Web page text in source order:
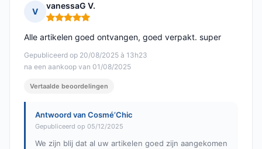
V
vanessaG V.
Opmerking: 5 van 5
Gepubliceerd op 20/08/2025 à 13h23
na een aankoop van 01/08/2025
Alle artikelen goed ontvangen, goed verpakt. super
Vertaalde beoordelingen
Antwoord van Cosmé’Chic
Gepubliceerd op 05/12/2025
We zijn blij dat al uw artikelen goed zijn aangekomen